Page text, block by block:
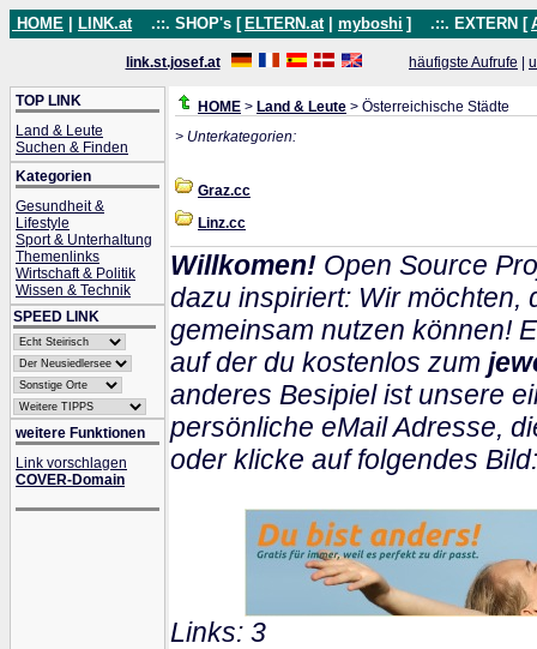
HOME LINK.at .::. SHOP's [ ELTERN.at myboshi ] .::. EXTERN [
link.st.josef.at häufigste Aufrufe
TOP LINK
Land & Leute
Suchen & Finden
Kategorien
Gesundheit &
Lifestyle
Sport & Unterhaltung
Themenlinks
Wirtschaft & Politik
Wissen & Technik
SPEED LINK
weitere Funktionen
Link vorschlagen
COVER-Domain
HOME > Land & Leute > Österreichische Städte
> Unterkategorien:
Graz.cc
Linz.cc
Willkomen! Open Source
dazu inspiriert: Wir möchten,
gemeinsam nutzen können!
auf der du kostenlos zum
anderes Besipiel ist unsere
persönliche eMail Adresse,
oder klicke auf folgendes Bild:
Links: 3